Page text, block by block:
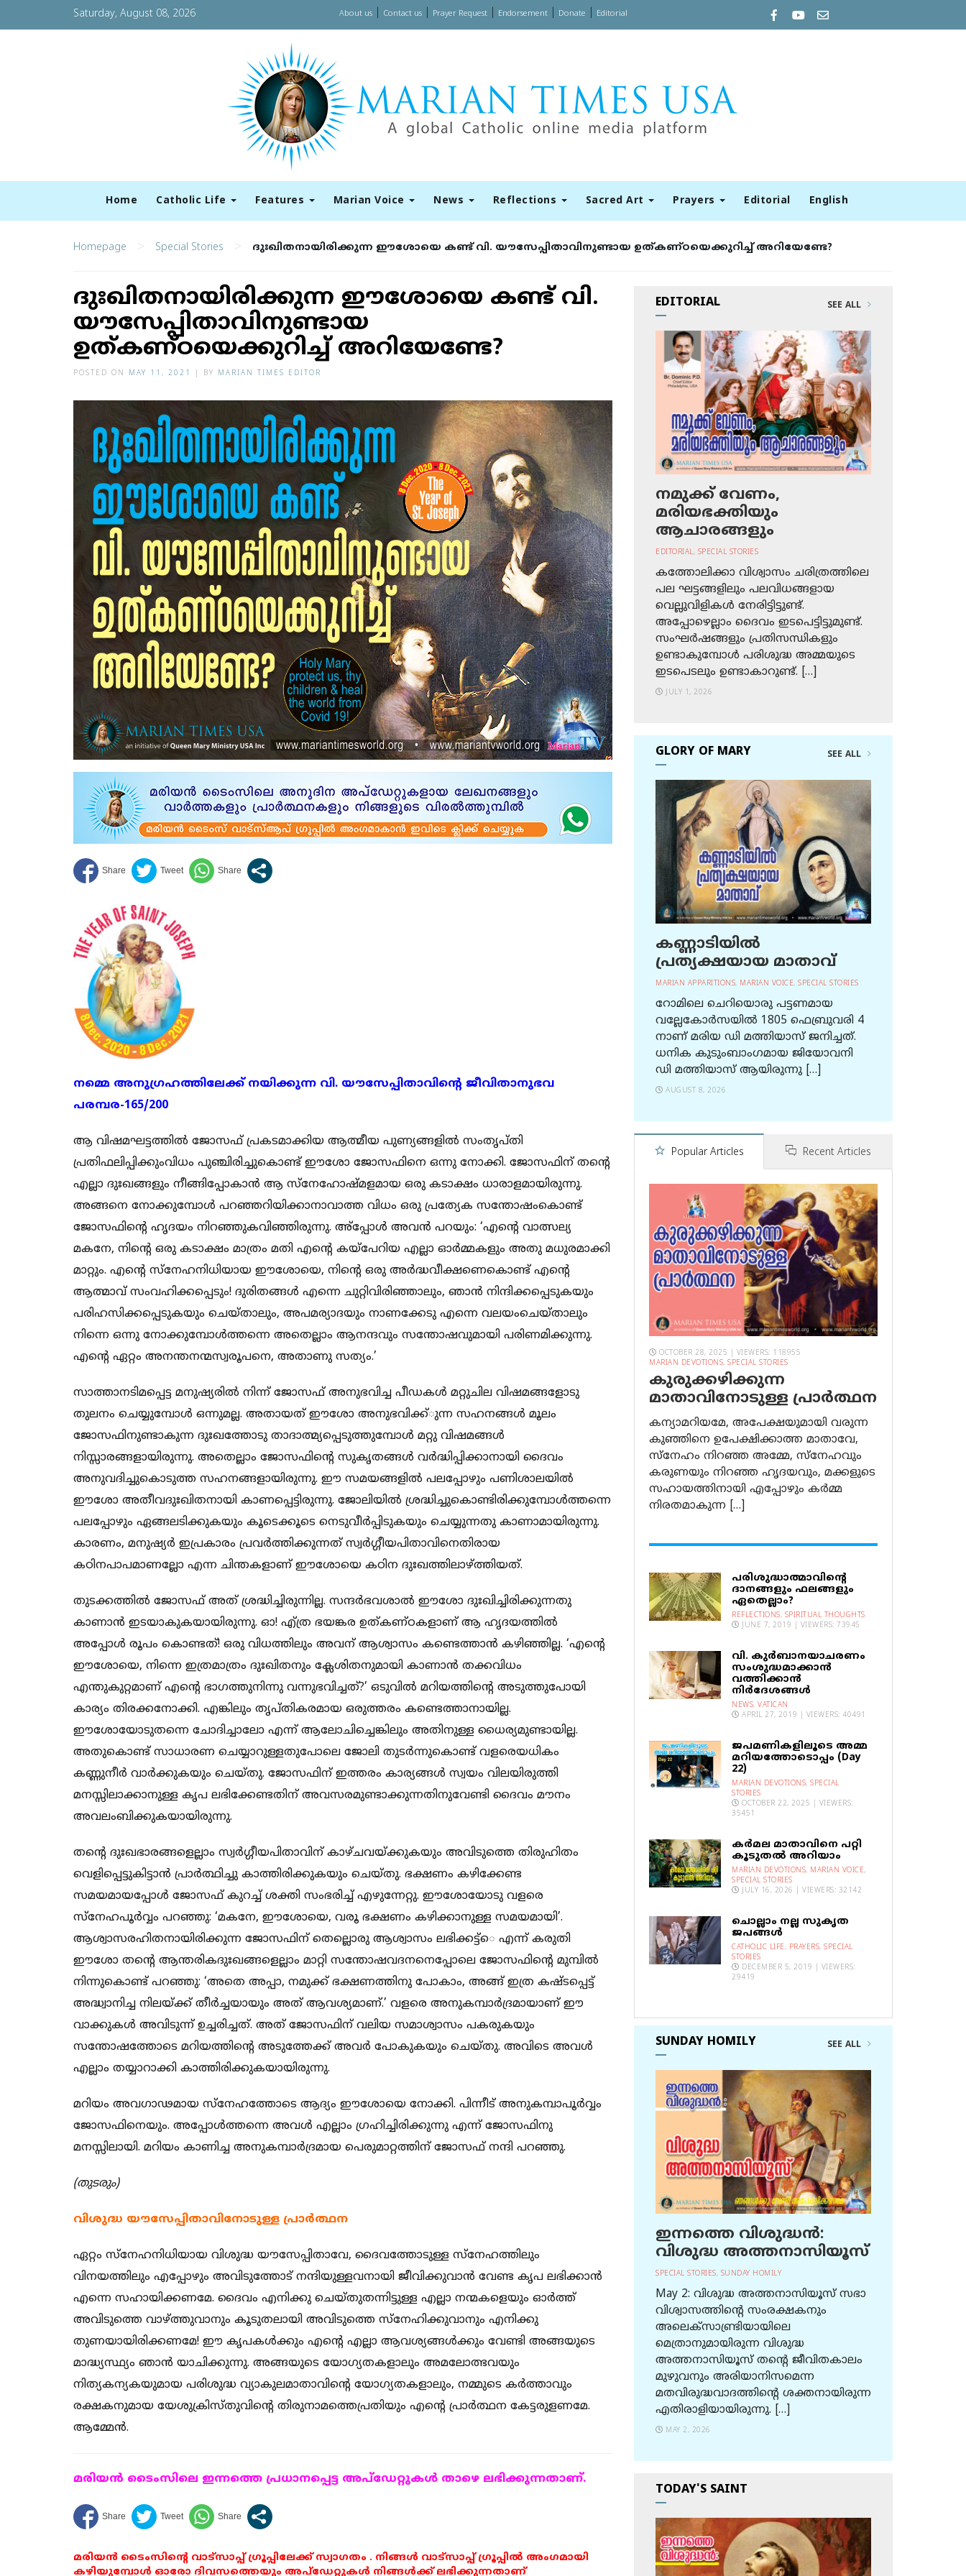
Saturday, August 08, 2026 About us| Contact us| Prayer Request| Endorsement| Donate Editorial
Home Catholic Life Features Marian Voice News Reflections Sacred Art Prayers Editorial English
Homepage > Special Stories > ദുഃഖിതനായിരിക്കുന്ന ഈശോയെ കണ്ട് വി. യൗസേപ്പിതാവിനുണ്ടായ ഉത്കണ്ഠയെക്കുറിച്ച് അറിയേണ്ടേ?
ദുഃഖിതനായിരിക്കുന്ന ഈശോയെ കണ്ട് വി.
യൗസേപ്പിതാവിനുണ്ടായ
ഉത്കണ്ഠയെക്കുറിച്ച് അറിയേണ്ടേ?
POSTED ON MAY 11, 2021 BY MARIAN TIMES EDITOR
നമ്മെ അനുഗ്രഹത്തിലേക്ക് നയിക്കുന്ന വി. യൗസേപ്പിതാവിന്റെ ജീവിതാനുഭവ
പരമ്പര-165/200
ആ വിഷമഘട്ടത്തില്‍ ജോസഫ് പ്രകടമാക്കിയ ആത്മീയ പുണ്യങ്ങളില്‍ സംതൃപ്തി
പ്രതിഫലിപ്പിക്കുംവിധം പുഞ്ചിരിച്ചുകൊണ്ട് ഈശോ ജോസഫിനെ ഒന്നു നോക്കി. ജോസഫിന് തന്റെ
എല്ലാ ദുഃഖങ്ങളും നീങ്ങിപ്പോകാന്‍ ആ സ്‌നേഹോഷ്മളമായ ഒരു കടാക്ഷം ധാരാളമായിരുന്നു.
അങ്ങനെ നോക്കുമ്പോള്‍ പറഞ്ഞറിയിക്കാനാവാത്ത വിധം ഒരു പ്രത്യേക സന്തോഷംകൊണ്ട്
ജോസഫിന്റെ ഹൃദയം നിറഞ്ഞുകവിഞ്ഞിരുന്നു. അ്‌പ്പോള്‍ അവന്‍ പറയും: ‘എന്റെ വാത്സല്യ
മകനേ, നിന്റെ ഒരു കടാക്ഷം മാത്രം മതി എന്റെ കയ്‌പേറിയ എല്ലാ ഓര്‍മ്മകളും അതു മധുരമാക്കി
മാറ്റും. എന്റെ സ്‌നേഹനിധിയായ ഈശോയെ, നിന്റെ ഒരു അര്‍ദ്ധവീക്ഷണെകൊണ്ട് എന്റെ
ആത്മാവ് സംവഹിക്കപ്പെടും! ദുരിതങ്ങള്‍ എന്നെ ചുറ്റിവിരിഞ്ഞാലും, ഞാന്‍ നിന്ദിക്കപ്പെടുകയും
പരിഹസിക്കപ്പെടുകയും ചെയ്താലും, അപമര്യാദയും നാണക്കേടു എന്നെ വലയംചെയ്താലും
നിന്നെ ഒന്നു നോക്കുമ്പോള്‍ത്തന്നെ അതെല്ലാം ആനന്ദവും സന്തോഷവുമായി പരിണമിക്കുന്നു.
എന്റെ ഏറ്റം അനന്തനന്മസ്വരൂപനെ, അതാണു സത്യം.’
സാത്താനടിമപ്പെട്ട മനുഷ്യരില്‍ നിന്ന് ജോസഫ് അനുഭവിച്ച പീഡകള്‍ മറ്റുചില വിഷമങ്ങളോടു
തുലനം ചെയ്യുമ്പോള്‍ ഒന്നുമല്ല. അതായത് ഈശോ അനുഭവിക്ക്ുന്ന സഹനങ്ങള്‍ മൂലം
ജോസഫിനുണ്ടാകുന്ന ദുഃഖത്തോടു താദാത്മ്യപ്പെടുത്തുമ്പോള്‍ മറ്റു വിഷമങ്ങള്‍
നിസ്സാരങ്ങളായിരുന്നു. അതെല്ലാം ജോസഫിന്റെ സുകൃതങ്ങള്‍ വര്‍ദ്ധിപ്പിക്കാനായി ദൈവം
അനുവദിച്ചുകൊടുത്ത സഹനങ്ങളായിരുന്നു. ഈ സമയങ്ങളില്‍ പലപ്പോഴും പണിശാലയില്‍
ഈശോ അതീവദുഃഖിതനായി കാണപ്പെട്ടിരുന്നു. ജോലിയില്‍ ശ്രദ്ധിച്ചുകൊണ്ടിരിക്കുമ്പോള്‍ത്തന്നെ
പലപ്പോഴും ഏങ്ങലടിക്കുകയും കൂടെക്കൂടെ നെടുവീര്‍പ്പിടുകയും ചെയ്യുന്നതു കാണാമായിരുന്നു.
കാരണം, മനുഷ്യര്‍ ഇപ്രകാരം പ്രവര്‍ത്തിക്കുന്നത് സ്വര്‍ഗ്ഗീയപിതാവിനെതിരായ
കഠിനപാപമാണല്ലോ എന്ന ചിന്തകളാണ് ഈശോയെ കഠിന ദുഃഖത്തിലാഴ്ത്തിയത്.
തുടക്കത്തില്‍ ജോസഫ് അത് ശ്രദ്ധിച്ചിരുന്നില്ല. സന്ദര്‍ഭവശാല്‍ ഈശോ ദുഃഖിച്ചിരിക്കുന്നതു
കാണാന്‍ ഇടയാകുകയായിരുന്നു. ഓ! എ്ത്ര ഭയങ്കര ഉത്കണ്ഠകളാണ് ആ ഹൃദയത്തില്‍
അപ്പോള്‍ രൂപം കൊണ്ടത്! ഒരു വിധത്തിലും അവന് ആശ്വാസം കണ്ടെത്താന്‍ കഴിഞ്ഞില്ല. ‘എന്റെ
ഈശോയെ, നിന്നെ ഇത്രമാത്രം ദുഃഖിതനും ക്ലേശിതനുമായി കാണാന്‍ തക്കവിധം
എന്തുകുറ്റമാണ് എന്റെ ഭാഗത്തുനിന്നു വന്നുഭവിച്ചത്?’ ഒടുവില്‍ മറിയത്തിന്റെ അടുത്തുപോയി
കാര്യം തിരക്കനോക്കി. എങ്കിലും തൃപ്തികരമായ ഒരുത്തരം കണ്ടെത്താനായില്ല.
ഈശോയോടുതന്നെ ചോദിച്ചാലോ എന്ന് ആലോചിച്ചെങ്കിലും അതിനുള്ള ധൈര്യമുണ്ടായില്ല.
അതുകൊണ്ട് സാധാരണ ചെയ്യാറുള്ളതുപോലെ ജോലി തുടര്‍ന്നുകൊണ്ട് വളരെയധികം
കണ്ണുനീര്‍ വാര്‍ക്കുകയും ചെയ്തു. ജോസഫിന് ഇത്തരം കാര്യങ്ങള്‍ സ്വയം വിലയിരുത്തി
മനസ്സിലാക്കാനുള്ള കൃപ ലഭിക്കേണ്ടതിന് അവസരമുണ്ടാക്കുന്നതിനുവേണ്ടി ദൈവം മൗനം
അവലംബിക്കുകയായിരുന്നു.
തന്റെ ദുഃഖഭാരങ്ങളെല്ലാം സ്വര്‍ഗ്ഗീയപിതാവിന് കാഴ്ചവയ്ക്കുകയും അവിടുത്തെ തിരുഹിതം
വെളിപ്പെട്ടുകിട്ടാന്‍ പ്രാര്‍ത്ഥിച്ചു കാത്തിരിക്കുകയും ചെയ്തു. ഭക്ഷണം കഴിക്കേണ്ട
സമയമായപ്പോള്‍ ജോസഫ് കുറച്ച് ശക്തി സംഭരിച്ച് എഴുന്നേറ്റു. ഈശോയോടു വളരെ
സ്‌നേഹപൂര്‍വ്വം പറഞ്ഞു: ‘മകനേ, ഈശോയെ, വരൂ ഭക്ഷണം കഴിക്കാനുള്ള സമയമായി’.
ആശ്വാസരഹിതനായിരിക്കുന്ന ജോസഫിന് തെല്ലൊരു ആശ്വാസം ലഭിക്കട്ട്െ എന്ന് കരുതി
ഈശോ തന്റെ ആന്തരികദുഃഖങ്ങളെല്ലാം മാറ്റി സന്തോഷവദനനെപ്പോലെ ജോസഫിന്റെ മുമ്പില്‍
നിന്നുകൊണ്ട് പറഞ്ഞു: ‘അതെ അപ്പാ, നമുക്ക് ഭക്ഷണത്തിനു പോകാം, അങ്ങ് ഇത്ര കഷ്ടപ്പെട്ട്
അദ്ധ്വാനിച്ച നിലയ്ക്ക് തീര്‍ച്ചയായും അത് ആവശ്യമാണ്.’ വളരെ അനുകമ്പാര്‍ദ്രമായാണ് ഈ
വാക്കുകള്‍ അവിടുന്ന് ഉച്ചരിച്ചത്. അത് ജോസഫിന് വലിയ സമാശ്വാസം പകരുകയും
സന്തോഷത്തോടെ മറിയത്തിന്റെ അടുത്തേക്ക് അവര്‍ പോകുകയും ചെയ്തു. അവിടെ അവള്‍
എല്ലാം തയ്യാറാക്കി കാത്തിരിക്കുകയായിരുന്നു.
മറിയം അവഗാഢമായ സ്‌നേഹത്തോടെ ആദ്യം ഈശോയെ നോക്കി. പിന്നീട് അനുകമ്പാപൂര്‍വ്വം
ജോസഫിനെയും. അപ്പോള്‍ത്തന്നെ അവള്‍ എല്ലാം ഗ്രഹിച്ചിരിക്കുന്നു എന്ന് ജോസഫിനു
മനസ്സിലായി. മറിയം കാണിച്ച അനുകമ്പാര്‍ദ്രമായ പെരുമാറ്റത്തിന് ജോസഫ് നന്ദി പറഞ്ഞു.
(തുടരും)
വിശുദ്ധ യൗസേപ്പിതാവിനോടുള്ള പ്രാര്‍ത്ഥന
ഏറ്റം സ്‌നേഹനിധിയായ വിശുദ്ധ യൗസേപ്പിതാവേ, ദൈവത്തോടുള്ള സ്‌നേഹത്തിലും
വിനയത്തിലും എപ്പോഴും അവിടുത്തോട് നന്ദിയുള്ളവനായി ജീവിക്കുവാന്‍ വേണ്ട കൃപ ലഭിക്കാന്‍
എന്നെ സഹായിക്കണമേ. ദൈവം എനിക്കു ചെയ്തുതന്നിട്ടുള്ള എല്ലാ നന്മകളെയും ഓര്‍ത്ത്
അവിടുത്തെ വാഴ്ത്തുവാനും കൂടുതലായി അവിടുത്തെ സ്‌നേഹിക്കുവാനും എനിക്കു
തുണയായിരിക്കണമേ! ഈ കൃപകള്‍ക്കും എന്റെ എല്ലാ ആവശ്യങ്ങള്‍ക്കും വേണ്ടി അങ്ങയുടെ
മാദ്ധ്യസ്ഥ്യം ഞാന്‍ യാചിക്കുന്നു. അങ്ങയുടെ യോഗ്യതകളാലും അമലോത്ഭവയും
നിത്യകന്യകയുമായ പരിശുദ്ധ വ്യാകുലമാതാവിന്റെ യോഗ്യതകളാലും, നമ്മുടെ കര്‍ത്താവും
രക്ഷകനുമായ യേശുക്രിസ്തുവിന്റെ തിരുനാമത്തെപ്രതിയും എന്റെ പ്രാര്‍ത്ഥന കേട്ടരുളണമേ.
ആമ്മേന്‍.
മരിയന്‍ ടൈംസിലെ ഇന്നത്തെ പ്രധാനപ്പെട്ട അപ്ഡേറ്റുകള്‍ താഴെ ലഭിക്കുന്നതാണ്.
മരിയൻ ടൈംസിന്റെ വാട്സാപ്പ് ഗ്രൂപ്പിലേക്ക് സ്വാഗതം . നിങ്ങൾ വാട്സാപ്പ് ഗ്രൂപ്പിൽ അംഗമായി
കഴിയുമ്പോൾ ഓരോ ദിവസത്തെയും അപ്ഡേറ്റുകൾ നിങ്ങൾക്ക് ലഭിക്കുന്നതാണ്
EDITORIAL SEE ALL
നമുക്ക് വേണം,
മരിയഭക്തിയും
ആചാരങ്ങളും
EDITORIAL, SPECIAL STORIES
കത്തോലിക്കാ വിശ്വാസം ചരിത്രത്തിലെ
പല ഘട്ടങ്ങളിലും പലവിധങ്ങളായ
വെല്ലുവിളികള്‍ നേരിട്ടിട്ടുണ്ട്.
അപ്പോഴെല്ലാം ദൈവം ഇടപെട്ടിട്ടുമുണ്ട്.
സംഘര്‍ഷങ്ങളും പ്രതിസന്ധികളും
ഉണ്ടാകുമ്പോള്‍ പരിശുദ്ധ അമ്മയുടെ
ഇടപെടലും ഉണ്ടാകാറുണ്ട്. […]
JULY 1, 2026
GLORY OF MARY SEE ALL
കണ്ണാടിയില്‍
പ്രത്യക്ഷയായ മാതാവ്
MARIAN APPARITIONS, MARIAN VOICE, SPECIAL STORIES
റോമിലെ ചെറിയൊരു പട്ടണമായ
വല്ലേകോര്‍സയില്‍ 1805 ഫെബ്രുവരി 4
നാണ് മരിയ ഡി മത്തിയാസ് ജനിച്ചത്.
ധനിക കുടുംബാംഗമായ ജിയോവനി
ഡി മത്തിയാസ് ആയിരുന്നു […]
AUGUST 8, 2026
Popular Articles Recent Articles
OCTOBER 28, 2025 | VIEWERS: 118955
MARIAN DEVOTIONS, SPECIAL STORIES
കുരുക്കഴിക്കുന്ന
മാതാവിനോടുള്ള പ്രാര്‍ത്ഥന
കന്യാമറിയമേ, അപേക്ഷയുമായി വരുന്ന
കുഞ്ഞിനെ ഉപേക്ഷിക്കാത്ത മാതാവേ,
സ്നേഹം നിറഞ്ഞ അമ്മേ, സ്നേഹവും
കരുണയും നിറഞ്ഞ ഹൃദയവും, മക്കളുടെ
സഹായത്തിനായി എപ്പോഴും കർമ്മ
നിരതമാകുന്ന […]
പരിശുദ്ധാത്മാവിന്റെ
ദാനങ്ങളും ഫലങ്ങളും
ഏതെല്ലാം?
REFLECTIONS, SPIRITUAL THOUGHTS
JUNE 7, 2019 | VIEWERS: 73945
വി. കുര്‍ബാനയാചരണം
സംശുദ്ധമാക്കാന്‍
വത്തിക്കാന്‍
നിര്‍ദേശങ്ങള്‍
NEWS, VATICAN
APRIL 27, 2019 | VIEWERS: 40491
ജപമണികളിലൂടെ അമ്മ
മറിയത്തോടൊപ്പം (Day
22)
MARIAN DEVOTIONS, SPECIAL
STORIES
OCTOBER 22, 2025 | VIEWERS:
35451
കര്‍മല മാതാവിനെ പറ്റി
കൂടുതല്‍ അറിയാം
MARIAN DEVOTIONS, MARIAN VOICE,
SPECIAL STORIES
JULY 16, 2026 | VIEWERS: 32142
ചൊല്ലാം നല്ല സുകൃത
ജപങ്ങൾ
CATHOLIC LIFE, PRAYERS, SPECIAL
STORIES
DECEMBER 5, 2019 | VIEWERS:
29419
SUNDAY HOMILY SEE ALL
ഇന്നത്തെ വിശുദ്ധന്‍:
വിശുദ്ധ അത്തനാസിയൂസ്
SPECIAL STORIES, SUNDAY HOMILY
May 2: വിശുദ്ധ അത്തനാസിയൂസ് സഭാ
വിശ്വാസത്തിന്റെ സംരക്ഷകനും
അലെക്സാണ്ട്രിയായിലെ
മെത്രാനുമായിരുന്ന വിശുദ്ധ
അത്തനാസിയൂസ് തന്റെ ജീവിതകാലം
മുഴുവനും അരിയാനിസമെന്ന
മതവിരുദ്ധവാദത്തിന്റെ ശക്തനായിരുന്ന
എതിരാളിയായിരുന്നു. […]
MAY 2, 2026
TODAY'S SAINT